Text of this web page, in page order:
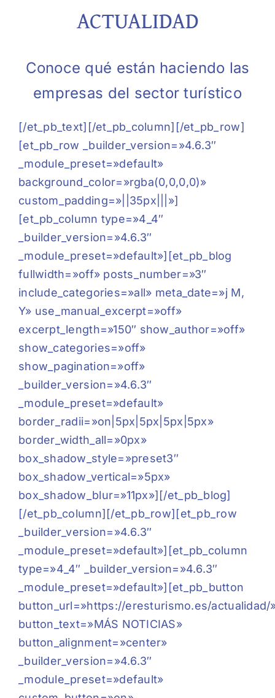
ACTUALIDAD
Conoce qué están haciendo las
empresas del sector turístico
[/et_pb_text][/et_pb_column][/et_pb_row]
[et_pb_row _builder_version=»4.6.3″
_module_preset=»default»
background_color=»rgba(0,0,0,0)»
custom_padding=»||35px|||»]
[et_pb_column type=»4_4″
_builder_version=»4.6.3″
_module_preset=»default»][et_pb_blog
fullwidth=»off» posts_number=»3″
include_categories=»all» meta_date=»j M,
Y» use_manual_excerpt=»off»
excerpt_length=»150″ show_author=»off»
show_categories=»off»
show_pagination=»off»
_builder_version=»4.6.3″
_module_preset=»default»
border_radii=»on|5px|5px|5px|5px»
border_width_all=»0px»
box_shadow_style=»preset3″
box_shadow_vertical=»5px»
box_shadow_blur=»11px»][/et_pb_blog]
[/et_pb_column][/et_pb_row][et_pb_row
_builder_version=»4.6.3″
_module_preset=»default»][et_pb_column
type=»4_4″ _builder_version=»4.6.3″
_module_preset=»default»][et_pb_button
button_url=»https://eresturismo.es/actualidad/
button_text=»MÁS NOTICIAS»
button_alignment=»center»
_builder_version=»4.6.3″
_module_preset=»default»